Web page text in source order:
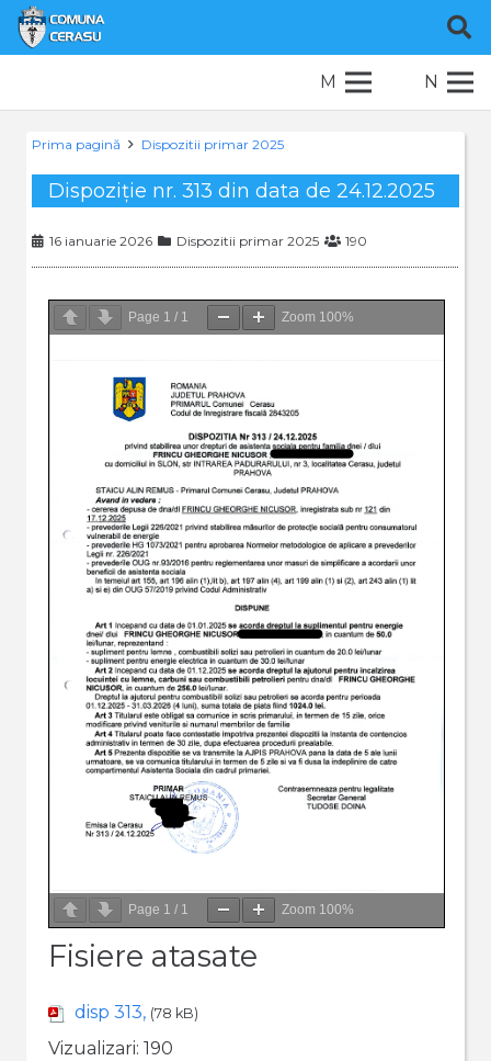
M N
Prima pagină Dispozitii primar 2025
Dispoziție nr. 313 din data de 24.12.2025
16 ianuarie 2026 Dispozitii primar 2025 190
Page 1 / 1 Zoom 100%
Page 1 / 1 Zoom 100%
Fisiere atasate
disp 313, (78 kB)
Vizualizari: 190